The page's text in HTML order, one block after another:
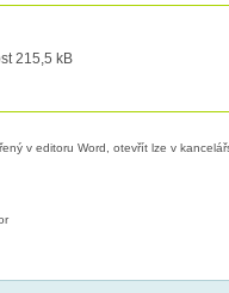
215,5 kB
v editoru Word, otevřít lze v